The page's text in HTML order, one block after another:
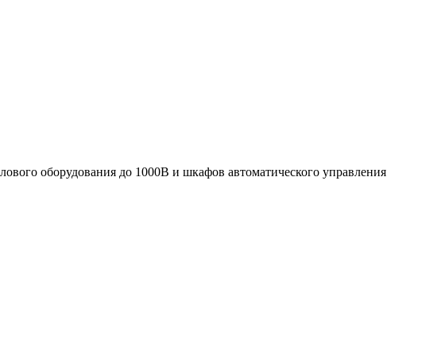
оборудования до 1000В и шкафов автоматического управления